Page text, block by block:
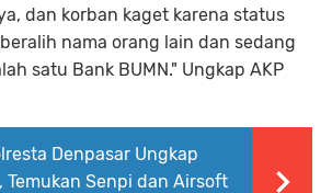
dan korban kaget karena status
nama orang lain dan sedang
satu Bank BUMN." Ungkap AKP
Denpasar Ungkap
Temukan Senpi dan Airsoft